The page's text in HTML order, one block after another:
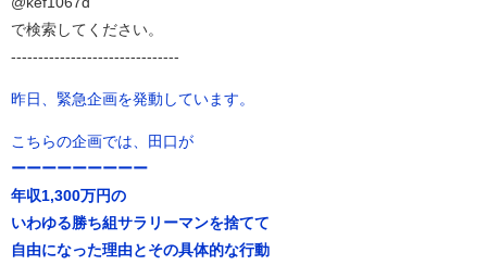
で検索してください。
-------------------------------
昨日、緊急企画を発動しています。
こちらの企画では、田口が
ーーーーーーーーー
年収1,300万円の
いわゆる勝ち組サラリーマンを捨てて
自由になった理由とその具体的な行動